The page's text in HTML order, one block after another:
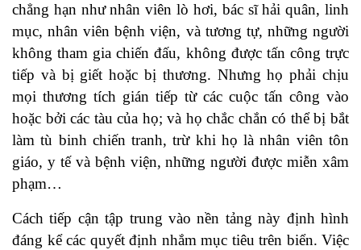
chẳng hạn như nhân viên lò hơi, bác sĩ hải quân, linh
mục, nhân viên bệnh viện, và tương tự, những người
không tham gia chiến đấu, không được tấn công trực
tiếp và bị giết hoặc bị thương. Nhưng họ phải chịu
mọi thương tích gián tiếp từ các cuộc tấn công vào
hoặc bởi các tàu của họ; và họ chắc chắn có thể bị bắt
làm tù binh chiến tranh, trừ khi họ là nhân viên tôn
giáo, y tế và bệnh viện, những người được miễn xâm
phạm…
Cách tiếp cận tập trung vào nền tảng này định hình
đáng kể các quyết định nhắm mục tiêu trên biển. Việc